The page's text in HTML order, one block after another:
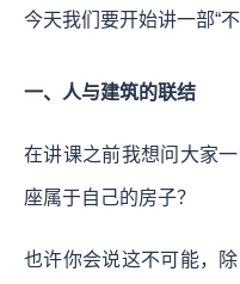
今天我们要开始讲一部“
一、人与建筑的联结
在讲课之前我想问大家
座属于自己的房子？
也许你会说这不可能，